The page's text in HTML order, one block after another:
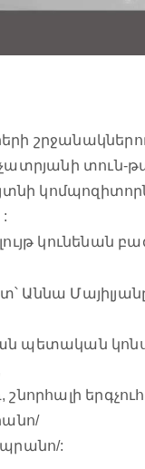
տուն-
կունենան
Աննա
պետական
: